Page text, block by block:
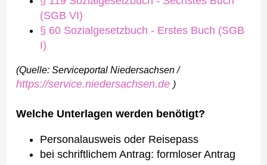
(SGB VI)
§ 60 Sozialgesetzbuch - Erstes Buch (SGB
I)
(Quelle: Serviceportal Niedersachsen /
https://service.niedersachsen.de )
Welche Unterlagen werden benötigt?
Personalausweis oder Reisepass
bei schriftlichem Antrag: formloser Antrag